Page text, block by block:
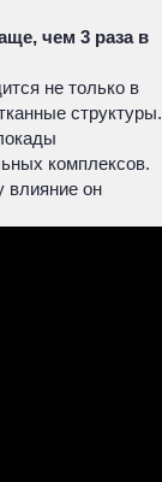
чем 3 раза в
не только в
структуры.
комплексов.
влияние он